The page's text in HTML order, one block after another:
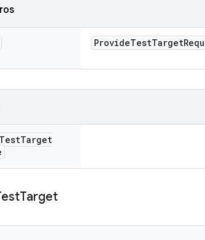
ProvideTestTarget
TestTarget
Target